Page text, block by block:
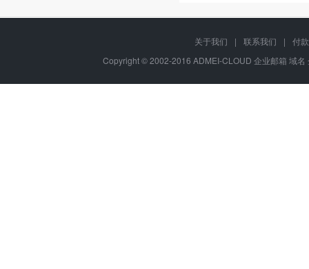
关于我们 | 联系我们 |
付
Copyright © 2002-2016 ADMEI-CLOUD 企业邮箱 域